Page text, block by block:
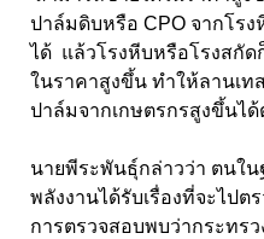
ปาล์มดิบหรือ CPO จากโร
ได้ แล้วโรงหีบหรือโรงสกัด
ในราคาสูงขึ้น ทำให้ลานเ
ปาล์มจากเกษตรกรสูงขึ้นไ
นายพีระพันธุ์กล่าวว่า ตนใ
พลังงานได้รับเรื่องที่จะไปต
การตรวจสอบพบว่ากระทร